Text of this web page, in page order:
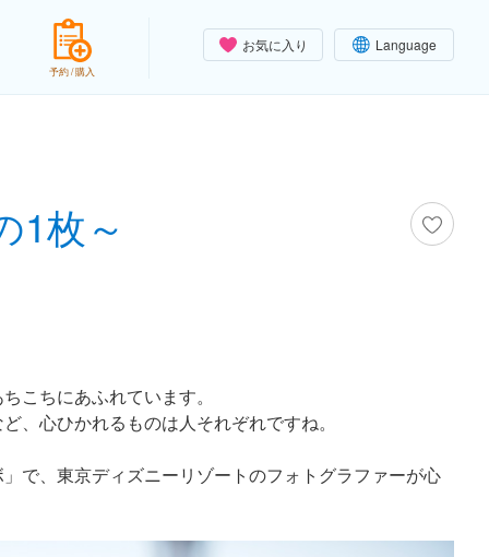
お気に入り Language
予約 / 購入
1枚～
こちにあふれています。
、心ひかれるものは人それぞれですね。
で、東京ディズニーリゾートのフォトグラファーが心